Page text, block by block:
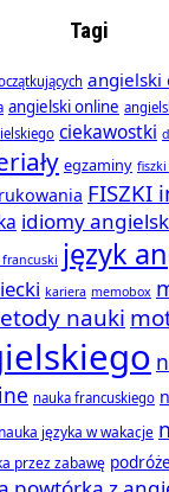
Tagi
angielski
angielski online
ciekawostki
egzaminy
FISZKI
idiomy
francuski język
kariera memobox
nauki
nauka francuskiego
nauka języka w wakacje
przez zabawę podróże